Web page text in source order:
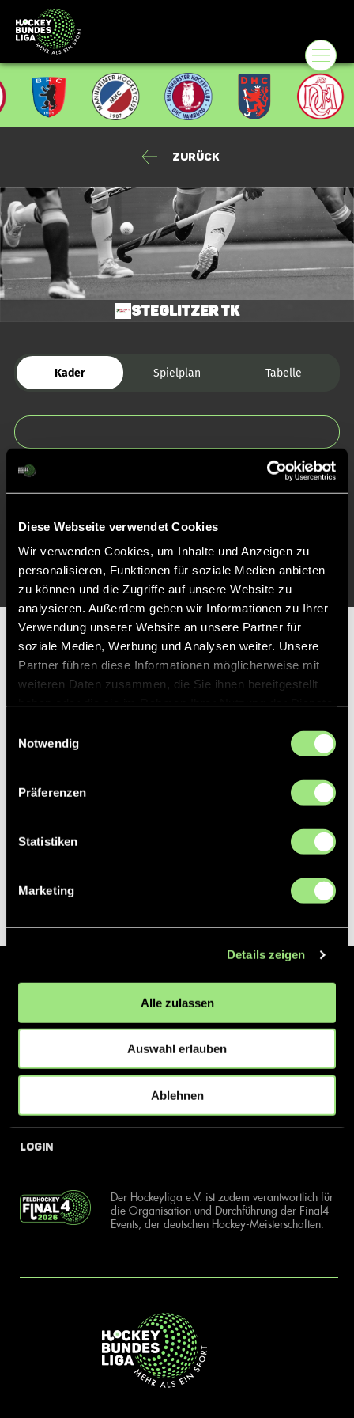
Diese Webseite verwendet Cookies
Wir verwenden Cookies, um Inhalte und Anzeigen zu
personalisieren, Funktionen für soziale Medien anbieten
zu können und die Zugriffe auf unsere Website zu
analysieren. Außerdem geben wir Informationen zu Ihrer
Verwendung unserer Website an unsere Partner für
soziale Medien, Werbung und Analysen weiter. Unsere
Partner führen diese Informationen möglicherweise mit
weiteren Daten zusammen, die Sie ihnen bereitgestellt
Notwendig
Präferenzen
Statistiken
Marketing
Details zeigen
Alle zulassen
Auswahl erlauben
Ablehnen
Zurück
Steglitzer TK
Kader Spielplan Tabelle
Partner
Der Hockeyliga e.V. ist verantwortlich für die Organisation und
der Halle. Insgesamt sind über 60 Vereine unter dem Dach der
Hockeyliga organisiert, sowohl im Herren als auch im Damen
News
Login
Kontakt
Der Hockeyliga e.V. ist zudem verantwortlich für
die Organisation und Durchführung der Final4
Events, der deutschen Hockey-Meisterschaften.